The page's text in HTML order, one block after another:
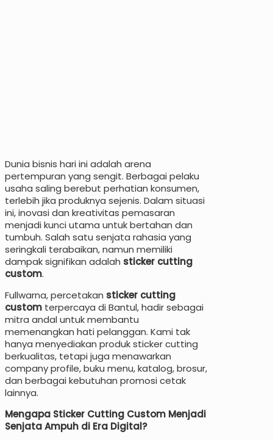
Dunia bisnis hari ini adalah arena
pertempuran yang sengit. Berbagai pelaku
usaha saling berebut perhatian konsumen,
terlebih jika produknya sejenis. Dalam situasi
ini, inovasi dan kreativitas pemasaran
menjadi kunci utama untuk bertahan dan
tumbuh. Salah satu senjata rahasia yang
seringkali terabaikan, namun memiliki
dampak signifikan adalah sticker cutting
custom.
Fullwarna, percetakan sticker cutting
custom terpercaya di Bantul, hadir sebagai
mitra andal untuk membantu
memenangkan hati pelanggan. Kami tak
hanya menyediakan produk sticker cutting
berkualitas, tetapi juga menawarkan
company profile, buku menu, katalog, brosur,
dan berbagai kebutuhan promosi cetak
lainnya.
Mengapa Sticker Cutting Custom Menjadi
Senjata Ampuh di Era Digital?